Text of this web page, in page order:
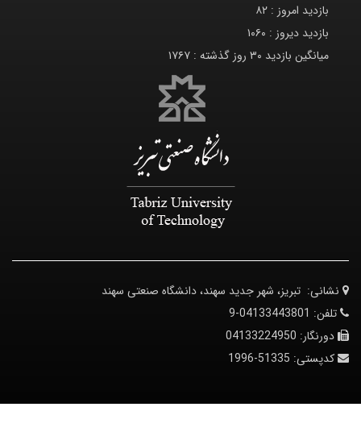
بازدید امروز : ۸۲
بازدید دیروز : ۱۰۶۰
میانگین بازدید ۳۰ روز گذشته :
۱۷۶۷
نشانی: تبریز، شهر جدید سهند، دانشگاه صنعتی سهند
تلفن: 04133443801-9
دورنگار: 04133224950
کدپستی: 51335-1996